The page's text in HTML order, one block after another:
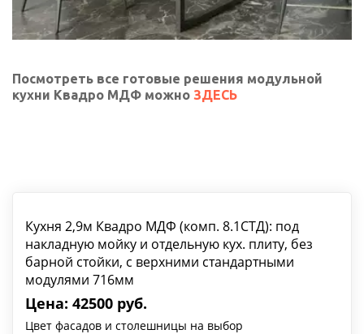
Посмотреть все готовые решения модульной
кухни Квадро МДФ можно ЗДЕСЬ
Кухня 2,9м Квадро МДФ (комп. 8.1СТД): под
накладную мойку и отдельную кух. плиту, без
барной стойки, с верхними стандартными
модулями 716мм
Цена: 42500 руб.
Цвет фасадов и столешницы на выбор